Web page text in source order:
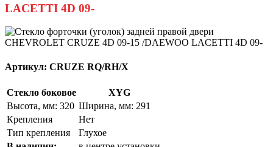
LACETTI 4D 09-
Артикул: CRUZE RQ/RH/X
Стекло боковое
XYG
Высота, мм: 320 Ширина, мм: 291
Крепления
Нет
Тип крепления
Глухое